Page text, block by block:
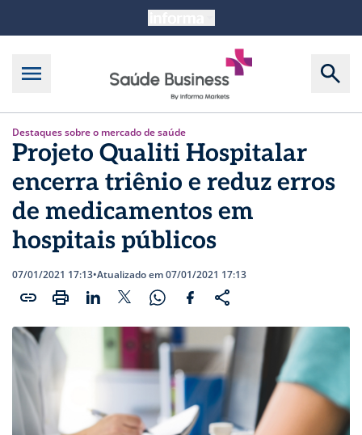
Destaques sobre o mercado de saúde
Projeto Qualiti Hospitalar
encerra triênio e reduz erros
de medicamentos em
hospitais públicos
07/01/2021 17:13•Atualizado em 07/01/2021 17:13